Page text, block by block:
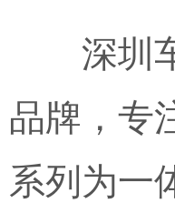
深圳
品牌，专
系列为一